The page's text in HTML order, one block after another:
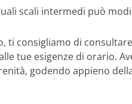
scali intermedi può
ti consigliamo di
tue esigenze di orario.
godendo appieno